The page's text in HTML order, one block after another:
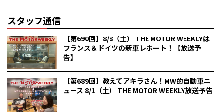
スタッフ通信
【第690回】8/8（土） THE MOTOR WEEKLYは
フランス＆ドイツの新車レポート！【放送予
告】
【第689回】教えてアキラさん！MW的自動車ニ
ュース 8/1（土） THE MOTOR WEEKLY放送予告